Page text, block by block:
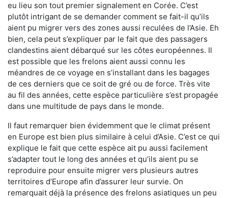
eu lieu son tout premier signalement en Corée. C’est
plutôt intrigant de se demander comment se fait-il qu’ils
aient pu migrer vers des zones aussi reculées de l’Asie. Eh
bien, cela peut s’expliquer par le fait que des passagers
clandestins aient débarqué sur les côtes européennes. Il
est possible que les frelons aient aussi connu les
méandres de ce voyage en s’installant dans les bagages
de ces derniers que ce soit de gré ou de force. Très vite
au fil des années, cette espèce particulière s’est propagée
dans une multitude de pays dans le monde.
Il faut remarquer bien évidemment que le climat présent
en Europe est bien plus similaire à celui d’Asie. C’est ce qui
explique le fait que cette espèce ait pu aussi facilement
s’adapter tout le long des années et qu’ils aient pu se
reproduire pour ensuite migrer vers plusieurs autres
territoires d’Europe afin d’assurer leur survie. On
remarquait déjà la présence des frelons asiatiques un peu